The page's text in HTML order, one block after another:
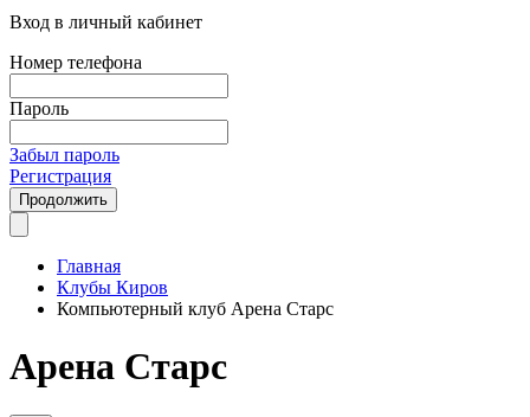
Вход в личный кабинет
Номер телефона
Пароль
Забыл пароль
Регистрация
Продолжить
Главная
Клубы Киров
Компьютерный клуб Арена Старс
Арена Старс